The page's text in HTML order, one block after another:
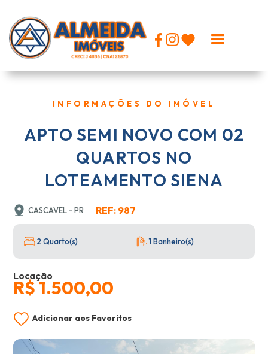
INFORMAÇÕES DO IMÓVEL
APTO SEMI NOVO COM 02
QUARTOS NO
LOTEAMENTO SIENA
CASCAVEL - PR REF: 987
2 Quarto(s) 1 Banheiro(s)
Locação
R$ 1.500,00
Adicionar aos Favoritos